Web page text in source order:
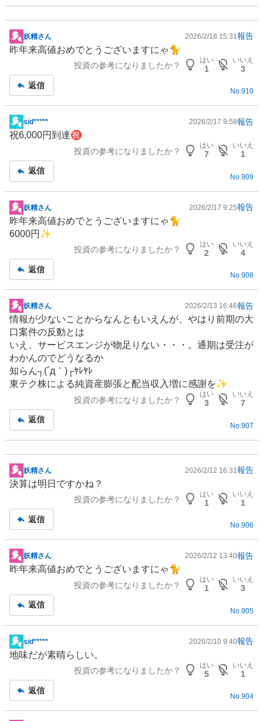
掲
示
事
妖精さん 2026/2/18 15:31 報告
昨年来高値おめでとうございますにゃ🐈
投資の参考になりましたか？
はい
1
いいえ
3
返信
No.910
掲
示
事
sid***** 2026/2/17 9:58報告
祝6,000円到達㊗️
投資の参考になりましたか？
はい
7
いいえ
1
返信
No. 909
掲
示
板
妖精さん 2026/2/17 9:25報告
昨年来高値おめでとうございますにゃ🐈
6000円✨
投資の参考になりましたか？
はい
2
いいえ
4
返信
No.908
掲
示
板
記
事
妖精さん 2026/2/13 16:46報告
情報が少ないことからなんともいえんが、やはり前期の大
口案件の反動とは
いえ、サービスエンジが物足りない・・・。通期は受注が
わかんのでどうなるか
知らん┐(´д｀)┌ﾔﾚﾔﾚ
東テク株による純資産膨張と配当収入増に感謝を✨
投資の参考になりましたか？
はい
3
いいえ
7
返信
No. 907
掲
示
事
妖精さん 2026/2/12 16:31 報告
決算は明日ですかね？
投資の参考になりましたか？
はい
1
いいえ
1
返信
No.906
掲
示
事
妖精さん 2026/2/12 13:40報告
昨年来高値おめでとうございますにゃ🐈
投資の参考になりましたか？
はい
1
いいえ
3
返信
No. 905
掲
示
事
sid***** 2026/2/10 9:40報告
地味だが素晴らしい。
投資の参考になりましたか？
はい
5
いいえ
1
返信
No.904